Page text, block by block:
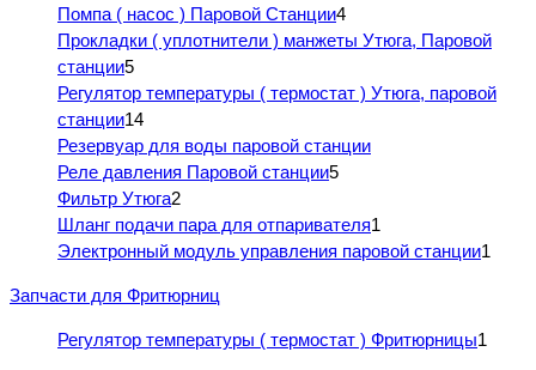
Помпа ( насос ) Паровой Станции4
Прокладки ( уплотнители ) манжеты Утюга, Паровой
станции5
Регулятор температуры ( термостат ) Утюга, паровой
станции14
Резервуар для воды паровой станции
Реле давления Паровой станции5
Фильтр Утюга2
Шланг подачи пара для отпаривателя1
Электронный модуль управления паровой станции1
Запчасти для Фритюрниц
Регулятор температуры ( термостат ) Фритюрницы1